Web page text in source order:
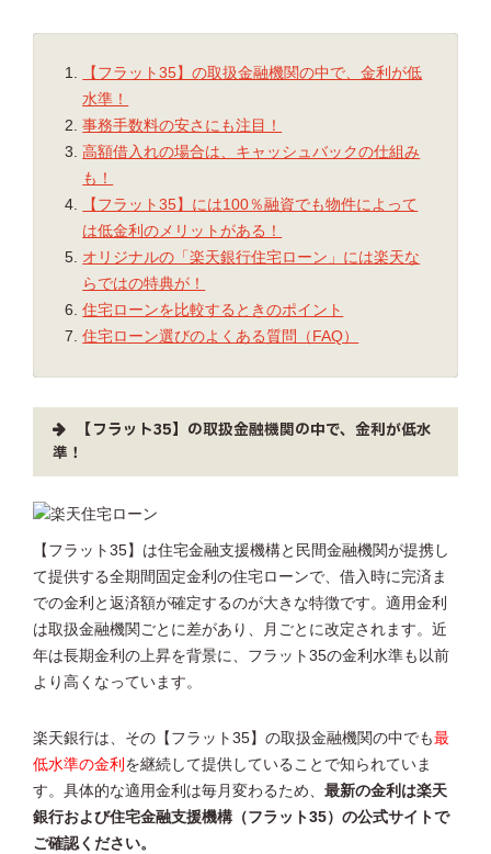
【フラット35】の取扱金融機関の中で、金利が低
水準！
事務手数料の安さにも注目！
高額借入れの場合は、キャッシュバックの仕組み
も！
【フラット35】には100％融資でも物件によって
は低金利のメリットがある！
オリジナルの「楽天銀行住宅ローン」には楽天な
らではの特典が！
住宅ローンを比較するときのポイント
住宅ローン選びのよくある質問（FAQ）
【フラット35】の取扱金融機関の中で、金利が低水
準！
【フラット35】は住宅金融支援機構と民間金融機関が提携し
て提供する全期間固定金利の住宅ローンで、借入時に完済ま
での金利と返済額が確定するのが大きな特徴です。適用金利
は取扱金融機関ごとに差があり、月ごとに改定されます。近
年は長期金利の上昇を背景に、フラット35の金利水準も以前
より高くなっています。
楽天銀行は、その【フラット35】の取扱金融機関の中でも最
低水準の金利 を継続して提供していることで知られていま
す。具体的な適用金利は毎月変わるため、 最新の金利は楽天
銀行および住宅金融支援機構（フラット35）の公式サイトで
ご確認ください。